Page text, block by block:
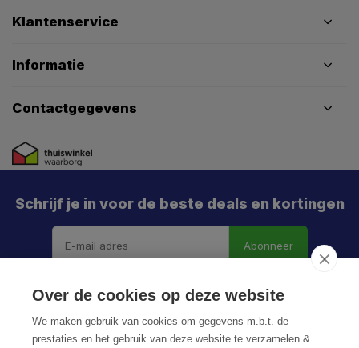
Klantenservice
Informatie
Contactgegevens
Schrijf je in voor de beste deals en kortingen
Abonneer
Over de cookies op deze website
We maken gebruik van cookies om gegevens m.b.t. de
prestaties en het gebruik van deze website te verzamelen &